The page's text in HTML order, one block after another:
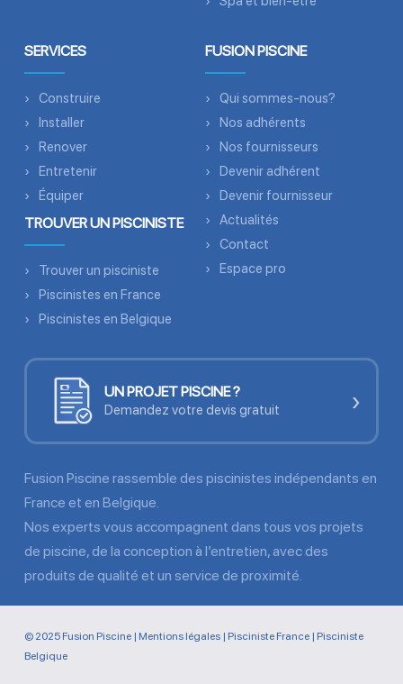
SERVICES
Construire
Installer
Renover
Entretenir
Équiper
TROUVER UN PISCINISTE
Trouver un pisciniste
Piscinistes en France
Piscinistes en Belgique
FUSION PISCINE
Qui sommes-nous?
Nos adhérents
Nos fournisseurs
Devenir adhérent
Devenir fournisseur
Actualités
Contact
Espace pro
UN PROJET PISCINE ?
Demandez votre devis gratuit ›
Fusion Piscine rassemble des piscinistes indépendants en
France et en Belgique.
Nos experts vous accompagnent dans tous vos projets
de piscine, de la conception à l’entretien, avec des
produits de qualité et un service de proximité.
© 2025 Fusion Piscine | Mentions légales| Pisciniste France| Pisciniste
Belgique